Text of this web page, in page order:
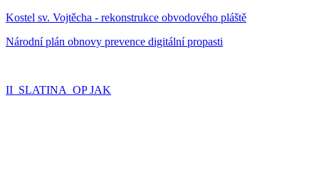
Kostel sv. Vojtěcha - rekonstrukce obvodového pláště
Národní plán obnovy prevence digitální propasti
II_SLATINA_OP JAK